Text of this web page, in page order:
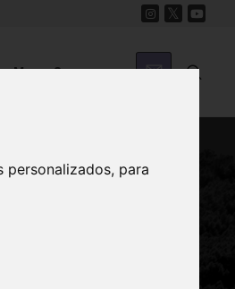
para
Mapa Sonoro